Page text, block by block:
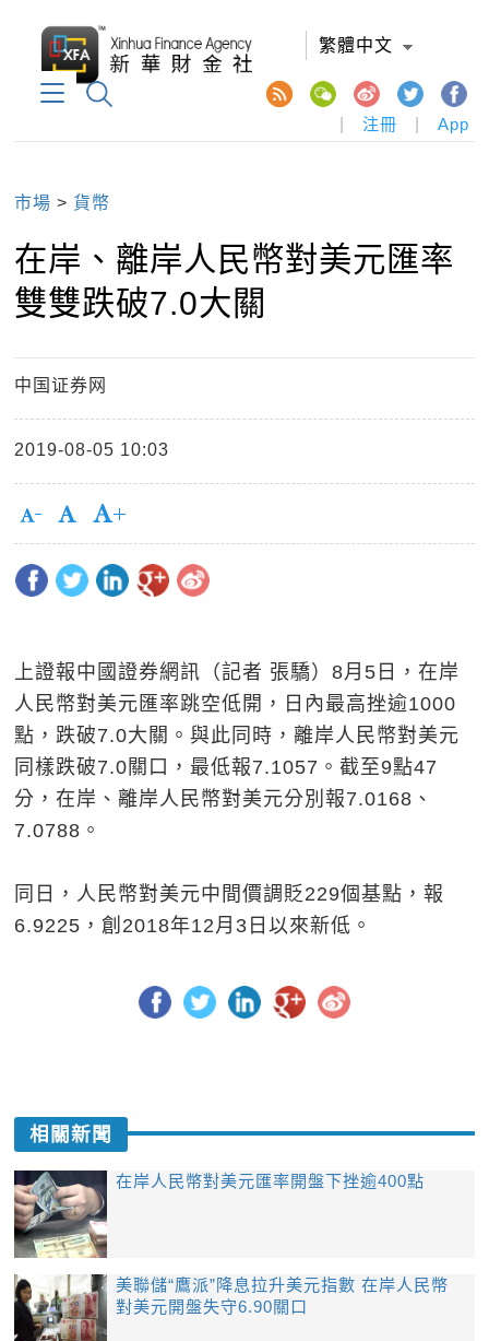
繁體中文
注冊 App
市場 > 貨幣
在岸、離岸人民幣對美元匯率
雙雙跌破7.0大關
中国证券网
2019-08-05 10:03
上證報中國證券網訊（記者 張驕）8月5日，在岸
人民幣對美元匯率跳空低開，日內最高挫逾1000
點，跌破7.0大關。與此同時，離岸人民幣對美元
同樣跌破7.0關口，最低報7.1057。截至9點47
分，在岸、離岸人民幣對美元分別報7.0168、
7.0788。
同日，人民幣對美元中間價調貶229個基點，報
6.9225，創2018年12月3日以來新低。
相關新聞
在岸人民幣對美元匯率開盤下挫逾400點
美聯儲“鷹派”降息拉升美元指數 在岸人民幣
對美元開盤失守6.90關口